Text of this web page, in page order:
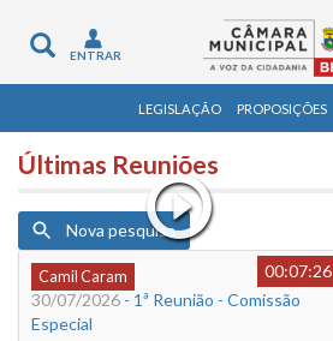
Toggle
navigation
ENTRAR
LEGISLAÇÃO PROPOSIÇÕES
Últimas Reuniões
Nova pesquisa
Camil Caram
00:07:26
30/07/2026 - 1ª Reunião - Comissão
Especial